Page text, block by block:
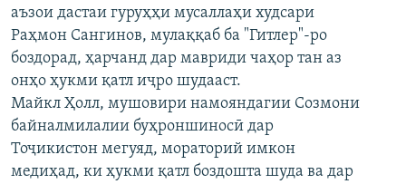
аъзои дастаи гуруҳҳи мусаллаҳи худсари
Раҳмон Сангинов, мулаққаб ба "Гитлер"-ро
боздорад, ҳарчанд дар мавриди чаҳор тан аз
онҳо ҳукми қатл иҷро шудааст.
Майкл Ҳолл, мушовири намояндагии Созмони
байналмилалии буҳроншиносӣ дар
Тоҷикистон мегуяд, мораторий имкон
медиҳад, ки ҳукми қатл боздошта шуда ва дар